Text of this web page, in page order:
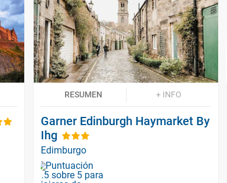
RESUMEN + INFO
Garner Edinburgh Haymarket By
Ihg
Edimburgo